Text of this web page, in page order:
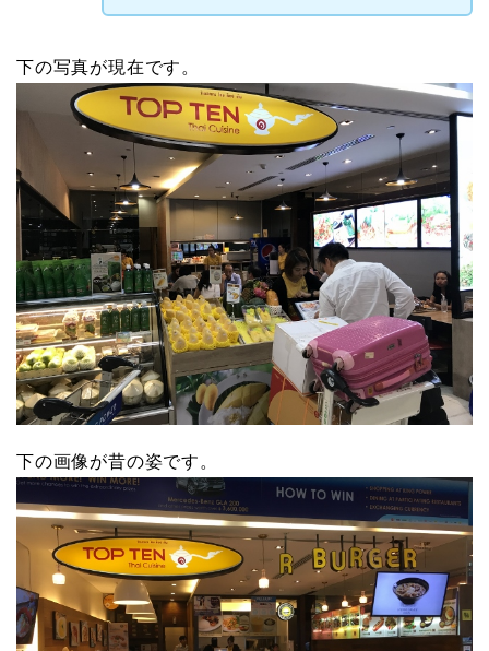
下の写真が現在です。
下の画像が昔の姿です。